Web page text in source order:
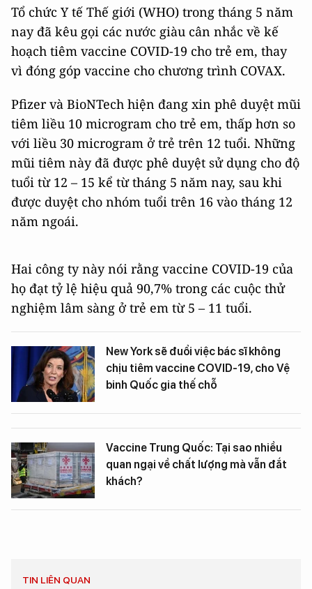
Tổ chức Y tế Thế giới (WHO) trong tháng 5 năm
nay đã kêu gọi các nước giàu cân nhắc về kế
hoạch tiêm vaccine COVID-19 cho trẻ em, thay
vì đóng góp vaccine cho chương trình COVAX.
Pfizer và BioNTech hiện đang xin phê duyệt mũi
tiêm liều 10 microgram cho trẻ em, thấp hơn so
với liều 30 microgram ở trẻ trên 12 tuổi. Những
mũi tiêm này đã được phê duyệt sử dụng cho độ
tuổi từ 12 – 15 kể từ tháng 5 năm nay, sau khi
được duyệt cho nhóm tuổi trên 16 vào tháng 12
năm ngoái.
Hai công ty này nói rằng vaccine COVID-19 của
họ đạt tỷ lệ hiệu quả 90,7% trong các cuộc thử
nghiệm lâm sàng ở trẻ em từ 5 – 11 tuổi.
New York sẽ đuổi việc bác sĩ không
chịu tiêm vaccine COVID-19, cho Vệ
binh Quốc gia thế chỗ
Vaccine Trung Quốc: Tại sao nhiều
quan ngại về chất lượng mà vẫn đắt
khách?
TIN LIÊN QUAN